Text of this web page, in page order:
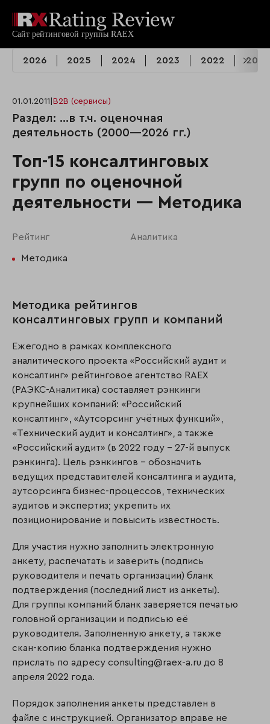
2026 2025 2024 2023 2022 2021
01.01.2011 B2B (сервисы)
Раздел: …в т.ч. оценочная
деятельность (2000—2026 гг.)
Топ-15 консалтинговых
групп по оценочной
деятельности — Методика
Рейтинг Аналитика
Методика
Методика рейтингов
консалтинговых групп и компаний
Ежегодно в рамках комплексного
аналитического проекта «Российский аудит и
консалтинг» рейтинговое агентство RAEX
(РАЭКС-Аналитика) составляет рэнкинги
крупнейших компаний: «Российский
консалтинг», «Аутсорсинг учётных функций»,
«Технический аудит и консалтинг», а также
«Российский аудит» (в 2022 году – 27-й выпуск
рэнкинга). Цель рэнкингов – обозначить
ведущих представителей консалтинга и аудита,
аутсорсинга бизнес-процессов, технических
аудитов и экспертиз; укрепить их
позиционирование и повысить известность.
Для участия нужно заполнить электронную
анкету, распечатать и заверить (подпись
руководителя и печать организации) бланк
подтверждения (последний лист из анкеты).
Для группы компаний бланк заверяется печатью
головной организации и подписью её
руководителя. Заполненную анкету, а также
скан-копию бланка подтверждения нужно
прислать по адресу consulting@raex-a.ru до 8
апреля 2022 года.
Порядок заполнения анкеты представлен в
файле с инструкцией. Организатор вправе не